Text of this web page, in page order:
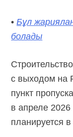
•Бұл
болады
с выходом на
пункт
в апреле
планируется